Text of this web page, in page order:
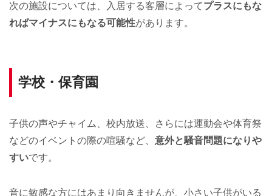
次の施設については、入居する客層によってプラスにもな
ればマイナスにもなる可能性があります。
学校・保育園
子供の声やチャイム、校内放送、さらには運動会や体育祭
などのイベントの際の喧騒など、 意外と騒音問題になりや
すいです。
音に敏感な方にはあまり向きませんが、小さい子供がいる